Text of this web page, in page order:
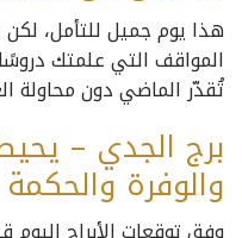
هذا يوم جميل للتأمل،
المواقف التي علمتك
تُقدّر الماضي دون محاولة
برج الجدي –
والوفرة